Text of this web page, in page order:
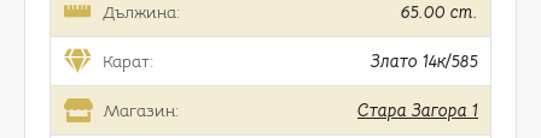
Дължина: 65.00 cm.
Карат: Злато 14к/585
Магазин: Стара Загора 1